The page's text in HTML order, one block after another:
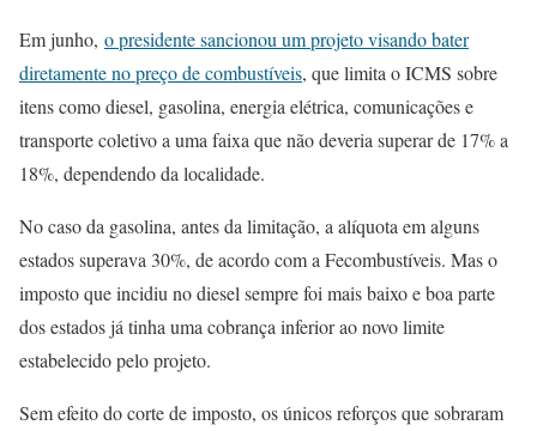
Em junho, o presidente sancionou um projeto visando bater
diretamente no preço de combustíveis, que limita o ICMS sobre
itens como diesel, gasolina, energia elétrica, comunicações e
transporte coletivo a uma faixa que não deveria superar de 17% a
18%, dependendo da localidade.
No caso da gasolina, antes da limitação, a alíquota em alguns
estados superava 30%, de acordo com a Fecombustíveis. Mas o
imposto que incidiu no diesel sempre foi mais baixo e boa parte
dos estados já tinha uma cobrança inferior ao novo limite
estabelecido pelo projeto.
Sem efeito do corte de imposto, os únicos reforços que sobraram